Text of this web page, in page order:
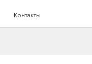
Контакты